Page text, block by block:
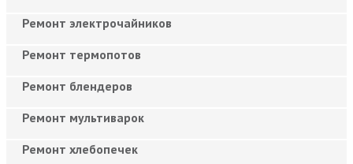
Ремонт электрочайников
Ремонт термопотов
Ремонт блендеров
Ремонт мультиварок
Ремонт хлебопечек